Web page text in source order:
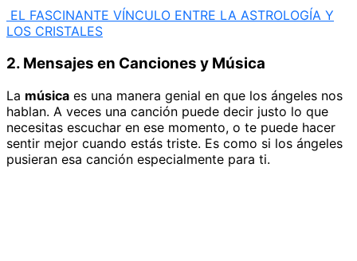
EL FASCINANTE VÍNCULO ENTRE LA ASTROLOGÍA Y
LOS CRISTALES
2. Mensajes en Canciones y Música
La música es una manera genial en que los ángeles nos
hablan. A veces una canción puede decir justo lo que
necesitas escuchar en ese momento, o te puede hacer
sentir mejor cuando estás triste. Es como si los ángeles
pusieran esa canción especialmente para ti.